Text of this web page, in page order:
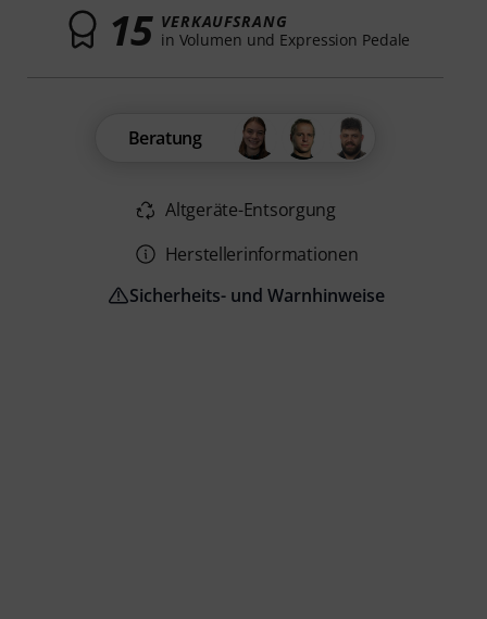
15 VERKAUFSRANG
in Volumen und Expression Pedale
Beratung
Altgeräte-Entsorgung
Herstellerinformationen
Sicherheits- und Warnhinweise